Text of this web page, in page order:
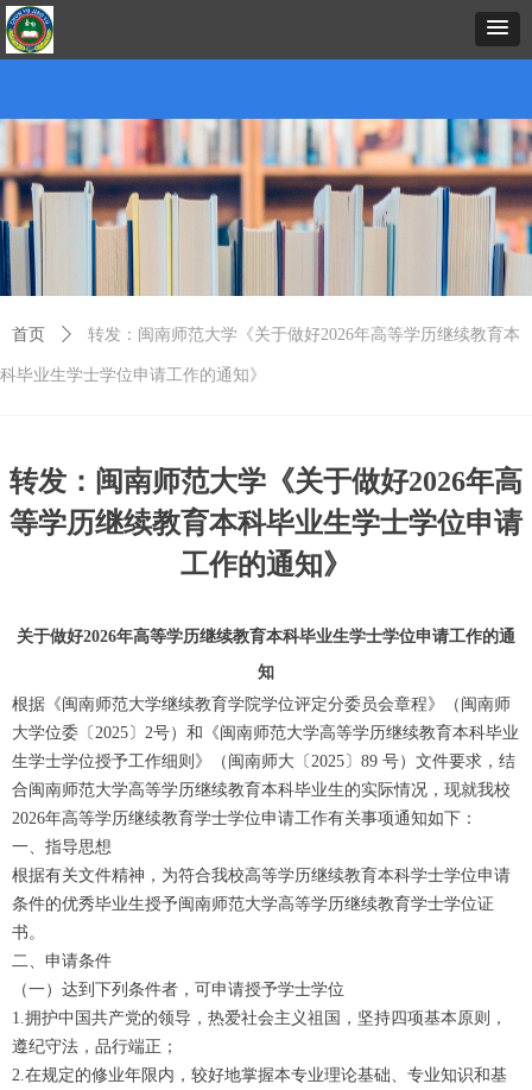
转发：闽南师范大学《关于做好2026年高
等学历继续教育本科毕业生学士学位申请
工作的通知》
关于做好2026年高等学历继续教育本科毕业生学士学位申请工作的通
知
根据《闽南师范大学继续教育学院学位评定分委员会章程》（闽南师
大学位委〔2025〕2号）和《闽南师范大学高等学历继续教育本科毕业
生学士学位授予工作细则》（闽南师大〔2025〕89 号）文件要求，结
合闽南师范大学高等学历继续教育本科毕业生的实际情况，现就我校
2026年高等学历继续教育学士学位申请工作有关事项通知如下：
一、指导思想
根据有关文件精神，为符合我校高等学历继续教育本科学士学位申请
条件的优秀毕业生授予闽南师范大学高等学历继续教育学士学位证
书。
二、申请条件
（一）达到下列条件者，可申请授予学士学位
1.拥护中国共产党的领导，热爱社会主义祖国，坚持四项基本原则，
遵纪守法，品行端正；
2.在规定的修业年限内，较好地掌握本专业理论基础、专业知识和基
首页 ꄲ 转发：闽南师范大学《关于做好2026年高等学历继续教育本
科毕业生学士学位申请工作的通知》